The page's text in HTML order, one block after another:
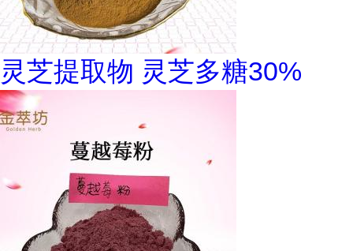
灵芝提取物 灵芝多糖30%